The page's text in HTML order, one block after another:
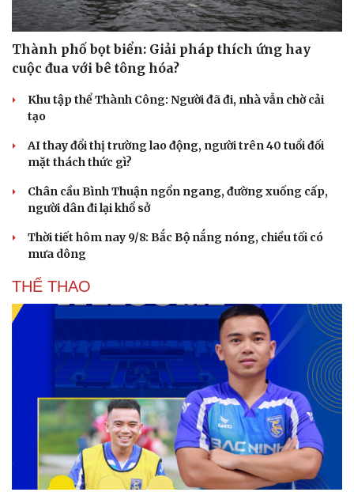
Văn hóa
Văn học
Âm nhạc
Giải trí
Thời trang
Thành phố bọt biển: Giải pháp thích ứng hay
cuộc đua với bê tông hóa?
Khu tập thể Thành Công: Người đã đi, nhà vẫn chờ cải
tạo
AI thay đổi thị trường lao động, người trên 40 tuổi đối
mặt thách thức gì?
Chân cầu Bình Thuận ngổn ngang, đường xuống cấp,
người dân đi lại khổ sở
Thời tiết hôm nay 9/8: Bắc Bộ nắng nóng, chiều tối có
mưa dông
THỂ THAO